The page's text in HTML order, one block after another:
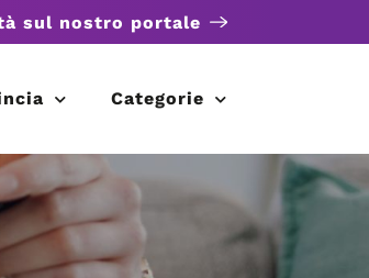
sul nostro portale
Categorie